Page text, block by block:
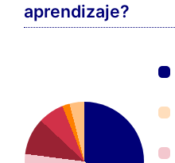
aprendizaje?